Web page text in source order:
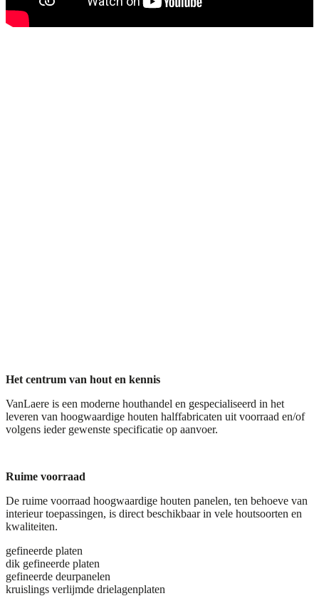
Het centrum van hout en kennis
VanLaere is een moderne houthandel en gespecialiseerd in het
leveren van hoogwaardige houten halffabricaten uit voorraad en/of
volgens ieder gewenste specificatie op aanvoer.
Ruime voorraad
De ruime voorraad hoogwaardige houten panelen, ten behoeve van
interieur toepassingen, is direct beschikbaar in vele houtsoorten en
kwaliteiten.
gefineerde platen
dik gefineerde platen
gefineerde deurpanelen
kruislings verlijmde drielagenplaten